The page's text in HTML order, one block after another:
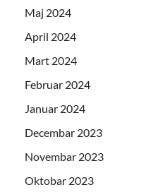
Maj 2024
April 2024
Mart 2024
Februar 2024
Januar 2024
Decembar 2023
Novembar 2023
Oktobar 2023